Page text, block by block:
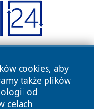
cookies, aby
także plików
od
celach